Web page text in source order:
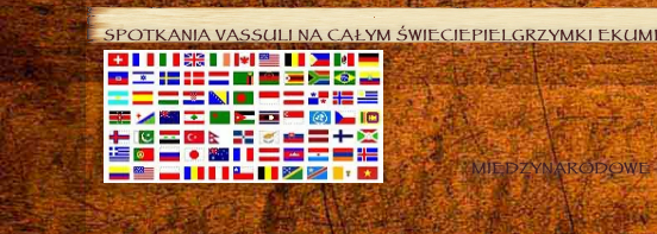
SPOTKANIA VASSULI NA CAŁYM ŚWIECIEPIELGRZYMKI